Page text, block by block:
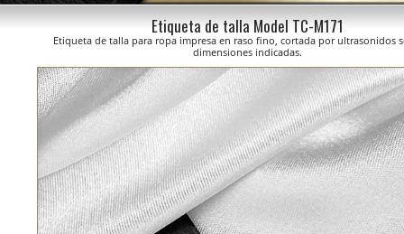
Etiqueta de talla Model TC-M171
Etiqueta de talla para ropa impresa en raso fino, cortada por ultrasonidos
dimensiones indicadas.